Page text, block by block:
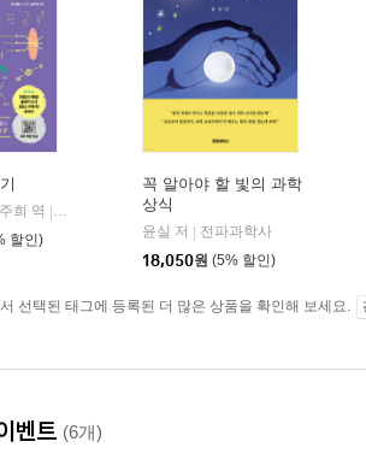
희 역
한빛비즈
할인)
꼭 알아야 할 빛의 과학
상식
윤실 저
전파과학사
18,050원 (5% 할인)
선택된 태그에 등록된 더 많은 상품을 확인해 보세요.
벤트 (6개)